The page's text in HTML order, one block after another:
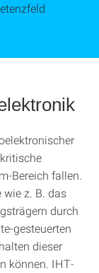
Bereich fallen.
z. B. das
durch
gesteuerten
dieser
können. IHT-